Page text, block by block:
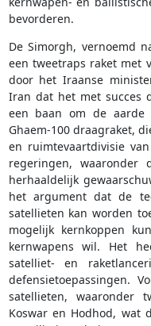
bevorderen.
De Simorgh, vernoemd
een tweetraps raket met
door het Iraanse
Iran dat het met succes
een baan om de
Ghaem-100 draagraket,
en ruimtevaartdivisie
regeringen, waaronder
herhaaldelijk
het argument dat de
satellieten kan worden
mogelijk kernkoppen
kernwapens wil. Het
satelliet- en
defensietoepassingen.
satellieten, waaronder
Koswar en Hodhod, wat